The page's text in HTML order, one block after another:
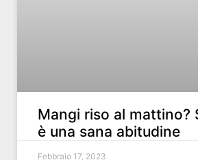
Mangi riso al mattino?
è una sana abitudine
Febbraio 17, 2023